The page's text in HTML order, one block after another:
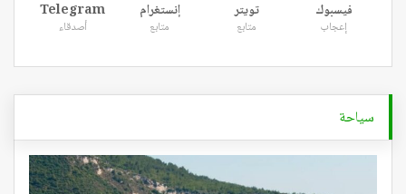
فيسبوك
إعجاب
تويتر
متابع
إنستغرام
متابع
Telegram
أصدقاء
سياحة